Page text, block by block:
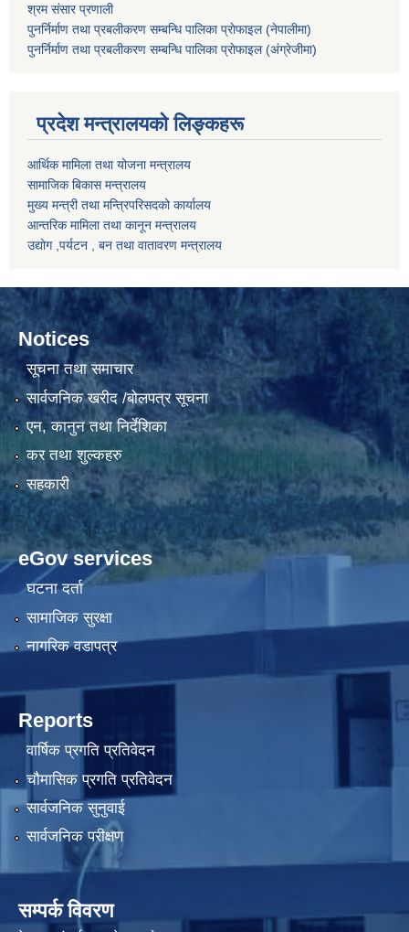
श्रम संसार प्रणाली
पुनर्निर्माण तथा प्रबलीकरण सम्बन्धि पालिका प्राेफाइल (नेपालीमा)
पुनर्निर्माण तथा प्रबलीकरण सम्बन्धि पालिका प्राेफाइल(अंग्रेजीमा)
प्रदेश मन्त्रालयको लिङ्कहरू
आर्थिक मामिला तथा योजना मन्त्रालय
सामाजिक बिकास मन्त्रालय
मुख्य मन्त्री तथा मन्त्रिपरिसदको कार्यालय
आन्तरिक मामिला तथा कानून मन्त्रालय
उद्योग ,पर्यटन , बन तथा वातावरण मन्त्रालय
Notices
सूचना तथा समाचार
सार्वजनिक खरीद /बोलपत्र सूचना
एन, कानुन तथा निर्देशिका
कर तथा शुल्कहरु
सहकारी
eGov services
घटना दर्ता
सामाजिक सुरक्षा
नागरिक वडापत्र
Reports
वार्षिक प्रगति प्रतिवेदन
चौमासिक प्रगति प्रतिवेदन
सार्वजनिक सुनुवाई
सार्वजनिक परीक्षण
सम्पर्क विवरण